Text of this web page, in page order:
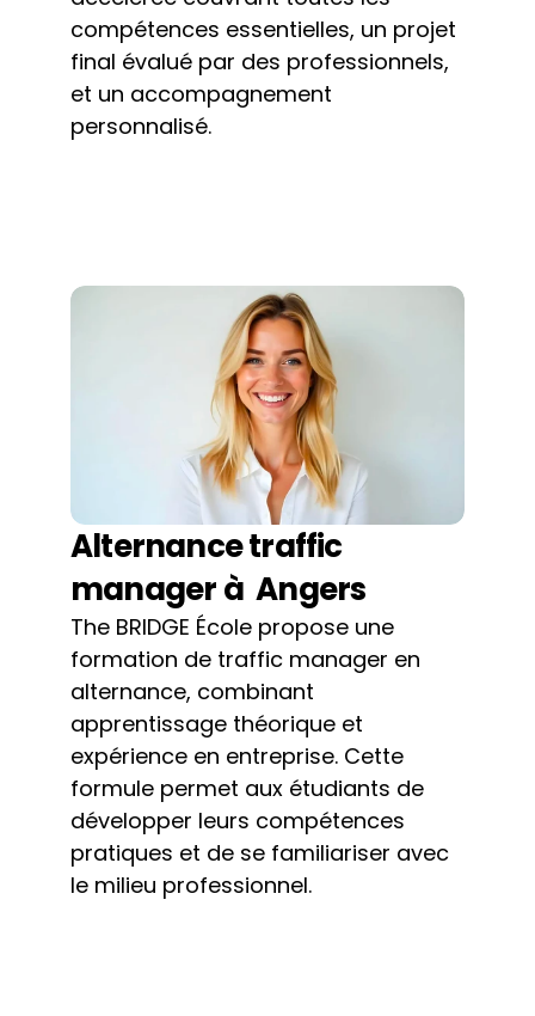
compétences essentielles, un projet
final évalué par des professionnels,
et un accompagnement
personnalisé.
Alternance traffic
manager à  Angers
The BRIDGE École propose une
formation de traffic manager en
alternance, combinant
apprentissage théorique et
expérience en entreprise. Cette
formule permet aux étudiants de
développer leurs compétences
pratiques et de se familiariser avec
le milieu professionnel.